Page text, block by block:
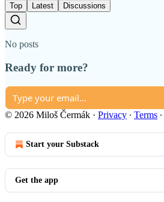
Top Latest Discussions
No posts
Ready for more?
© 2026 Miloš Čermák · Privacy ∙ Terms ∙
Start your Substack
Get the app